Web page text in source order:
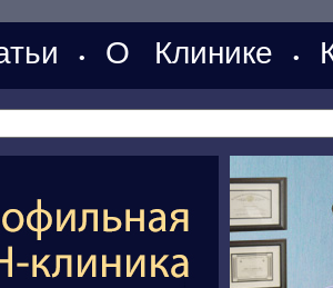
• О Клинике •